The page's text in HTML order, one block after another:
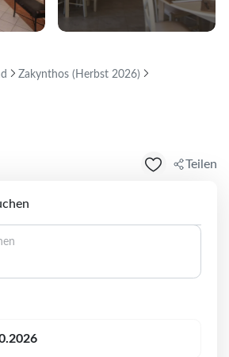
Zakynthos (Herbst 2026)
Teilen